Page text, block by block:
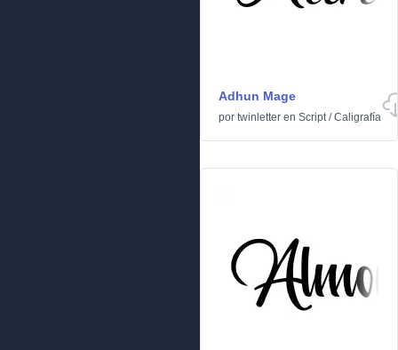
Adhun Mage
por twinletter en Script/Caligrafía